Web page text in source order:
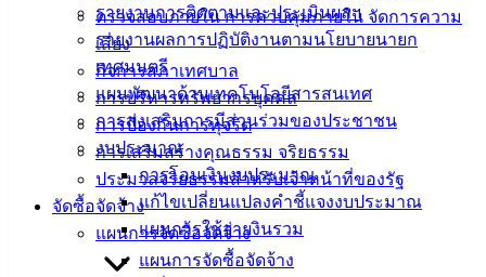
ตรวจสอบภายใน การควบคุมภายใน จัดการความ
เสี่ยง
กิจการสภาเทศบาล
การบริหารทรัพยากรบุคคล
การป้องกันการทุจริต
การเสริมสร้างคุณธรรม จริยธรรม
ประมวลจริยธรรมสำหรับเจ้าหน้าที่ของรัฐ
จัดซื้อจัดจ้าง
แผนการจัดซื้อจัดจ้าง
แผนการจัดซื้อจัดจ้าง
รายงานการติดตามและประเมินผลฯ
รายงานผลการปฏิบัติงานตามนโยบายนายก
เทศมนตรี
แผนพัฒนาด้านเทคโนโลยีสารสนเทศ
การส่งเสริมการมีส่วนร่วมของประชาชน
งบประมาณ
การโอนเงินงบประมาณ
แก้ไขเปลี่ยนแปลงคำชี้แจงงบประมาณ
แผนการใช้จ่ายงินรวม
ข่าวสาร
ข้อมูล
ข่าวสาร
อิเล็กทรอนิกส์
องค์
ความรู้
(Knowledge
Management)